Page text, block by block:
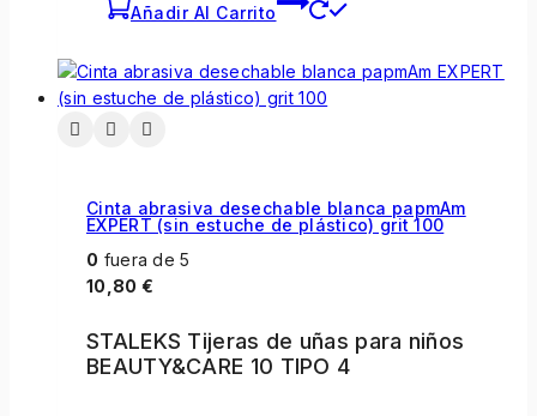
Añadir Al Carrito
Cinta abrasiva desechable blanca papmAm
EXPERT (sin estuche de plástico) grit 100
0 fuera de 5
10,80 €
STALEKS Tijeras de uñas para niños
BEAUTY&CARE 10 TIPO 4